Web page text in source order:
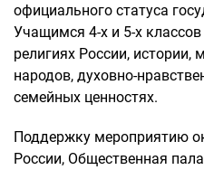
официального статуса
Учащимся 4-х и 5-х
религиях России, истории,
народов, духовно-
семейных ценностях.
Поддержку мероприятию
России, Общественная